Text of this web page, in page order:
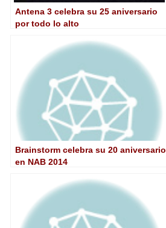
Antena 3 celebra su 25 aniversario
por todo lo alto
Brainstorm celebra su 20 aniversario
en NAB 2014